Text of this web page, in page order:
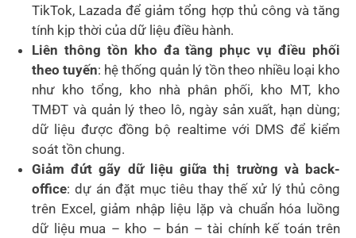
TikTok, Lazada để giảm tổng hợp thủ công và tăng
tính kịp thời của dữ liệu điều hành.
Liên thông tồn kho đa tầng phục vụ điều phối
theo tuyến: hệ thống quản lý tồn theo nhiều loại kho
như kho tổng, kho nhà phân phối, kho MT, kho
TMĐT và quản lý theo lô, ngày sản xuất, hạn dùng;
dữ liệu được đồng bộ realtime với DMS để kiểm
soát tồn chung.
Giảm đứt gãy dữ liệu giữa thị trường và back-
office: dự án đặt mục tiêu thay thế xử lý thủ công
trên Excel, giảm nhập liệu lặp và chuẩn hóa luồng
dữ liệu mua – kho – bán – tài chính kế toán trên